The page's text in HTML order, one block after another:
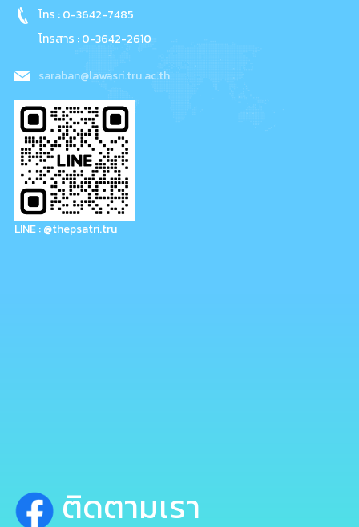
โทร : 0-3642-7485
โทรสาร : 0-3642-2610
saraban@lawasri.tru.ac.th
LINE : @thepsatri.tru
ติดตามเรา